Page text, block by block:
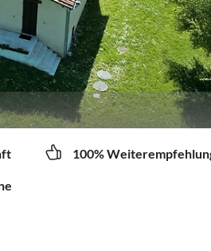
100%